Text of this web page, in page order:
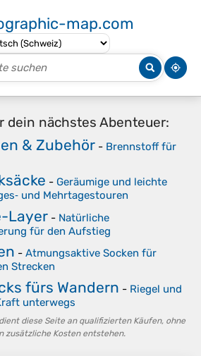
map.com
dein nächstes Abenteuer:
& Zubehör - Brennstoff für
- Geräumige und leichte
und Mehrtagestouren
Layer - Natürliche
für den Aufstieg
- Atmungsaktive Socken für
Strecken
fürs Wandern - Riegel und
unterwegs
diese Seite an qualifizierten Käufen, ohne
zusätzliche Kosten entstehen.